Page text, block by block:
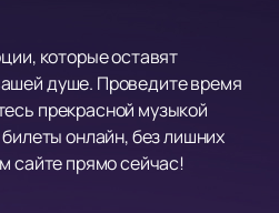
которые оставят
душе. Проведите время
прекрасной музыкой
онлайн, без лишних
сайте прямо сейчас!